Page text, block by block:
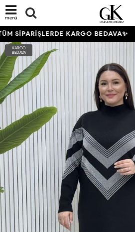
menü
SİPARİŞLERDE KARGO BEDAVA✨
KARGO
BEDAVA